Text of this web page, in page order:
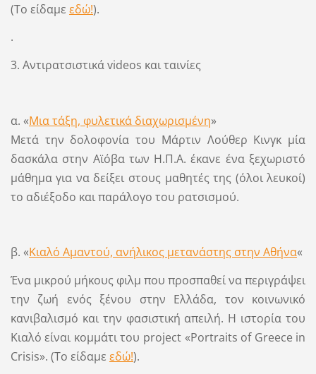
(Το είδαμε εδώ!).
.
3. Αντιρατσιστικά videos και ταινίες
α. «Μια τάξη, φυλετικά διαχωρισμένη»
Μετά την δολοφονία του Μάρτιν Λούθερ Κινγκ μία
δασκάλα στην Αϊόβα των Η.Π.Α. έκανε ένα ξεχωριστό
μάθημα για να δείξει στους μαθητές της (όλοι λευκοί)
το αδιέξοδο και παράλογο του ρατσισμού.
β. «Κιαλό Αμαντού, ανήλικος μετανάστης στην Αθήνα«
Ένα μικρού μήκους φιλμ που προσπαθεί να περιγράψει
την ζωή ενός ξένου στην Eλλάδα, τον κοινωνικό
κανιβαλισμό και την φασιστική απειλή. Η ιστορία του
Κιαλό είναι κομμάτι του project «Portraits of Greece in
Crisis». (Το είδαμε εδώ!).